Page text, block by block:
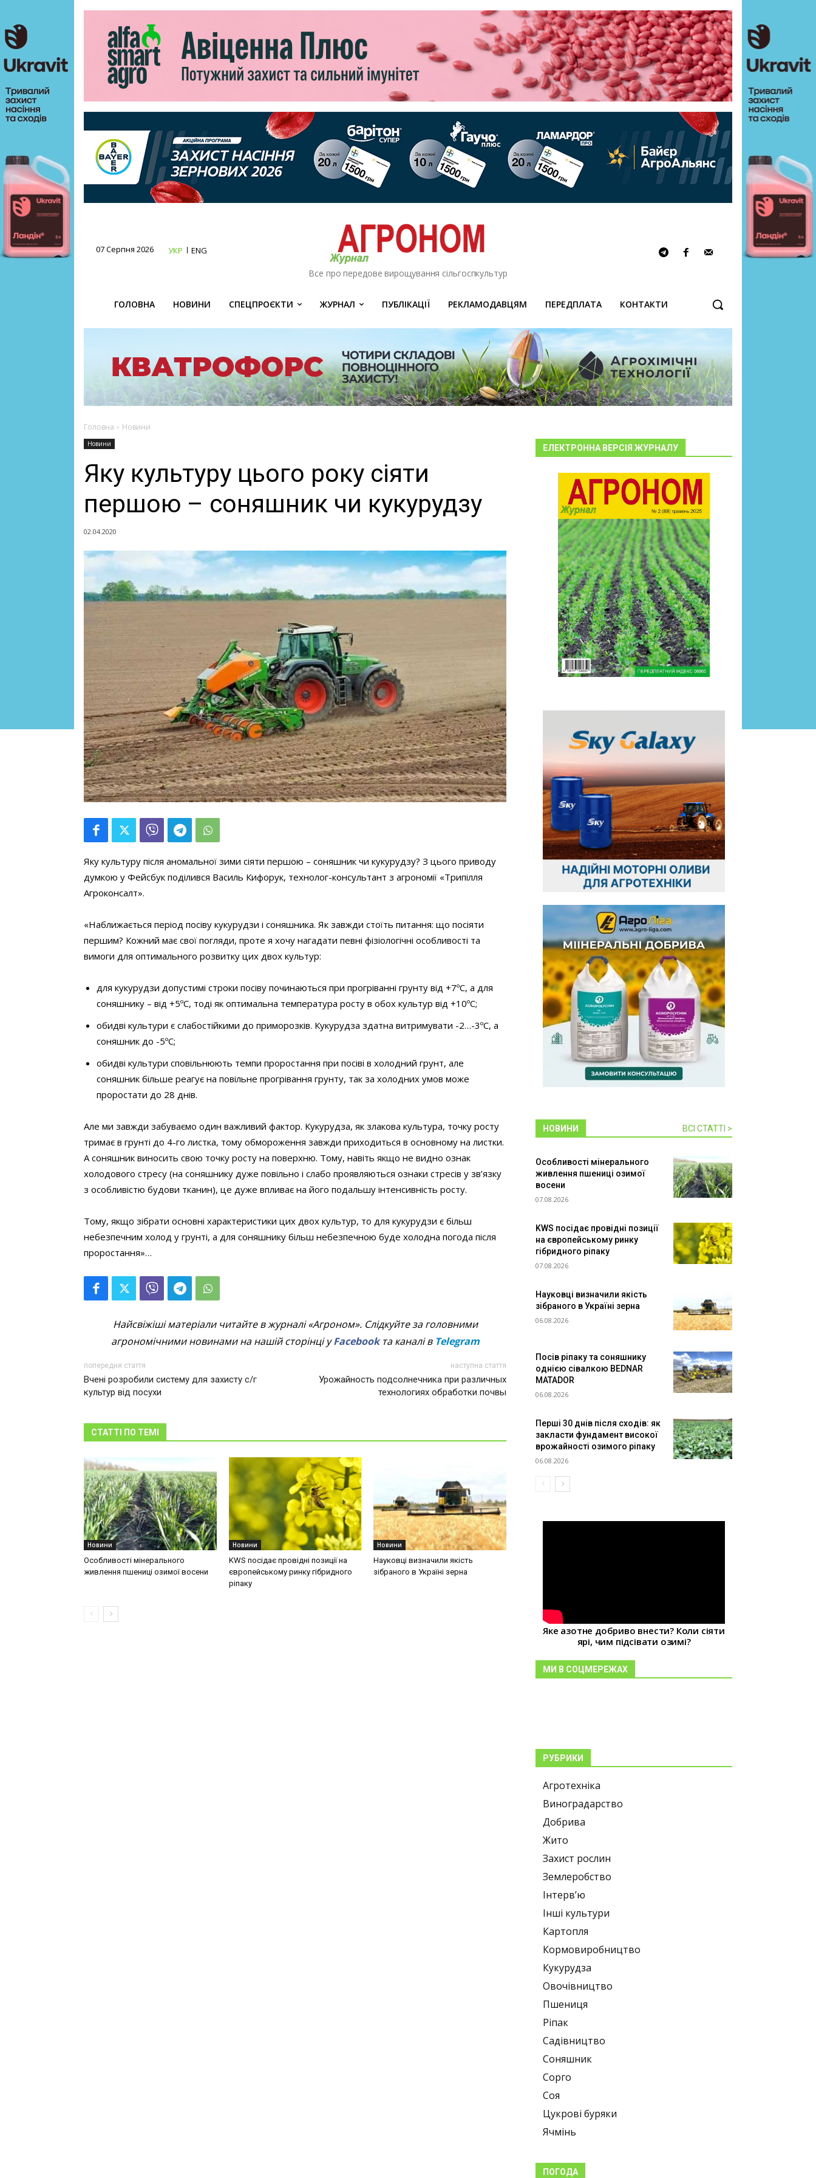
07 Серпня 2026 УКР ENG
Все про передове вирощування сільгоспкультур
ГОЛОВНА НОВИНИ СПЕЦПРОЄКТИ ЖУРНАЛ ПУБЛІКАЦІЇ РЕКЛАМОДАВЦЯМ ПЕРЕДПЛАТА КОНТАКТИ
Головна Новини
Новини
Яку культуру цього року сіяти
першою – соняшник чи кукурудзу
02.04.2020
Яку культуру після аномальної зими сіяти першою – соняшник чи кукурудзу? З цього приводу
думкою у Фейсбук поділився Василь Кифорук, технолог-консультант з агрономії «Трипілля
Агроконсалт».
«Наближається період посіву кукурудзи і соняшника. Як завжди стоїть питання: що посіяти
першим? Кожний має свої погляди, проте я хочу нагадати певні фізіологічні особливості та
вимоги для оптимального розвитку цих двох культур:
для кукурудзи допустимі строки посіву починаються при прогріванні грунту від +7ºС, а для
соняшнику – від +5ºС, тоді як оптимальна температура росту в обох культур від +10ºС;
обидві культури є слабостійкими до приморозків. Кукурудза здатна витримувати -2…-3ºС, а
соняшник до -5ºС;
обидві культури сповільнюють темпи проростання при посіві в холодний грунт, але
соняшник більше реагує на повільне прогрівання грунту, так за холодних умов може
проростати до 28 днів.
Але ми завжди забуваємо один важливий фактор. Кукурудза, як злакова культура, точку росту
тримає в грунті до 4-го листка, тому обмороження завжди приходиться в основному на листки.
А соняшник виносить свою точку росту на поверхню. Тому, навіть якщо не видно ознак
холодового стресу (на соняшнику дуже повільно і слабо проявляються ознаки стресів у зв’язку
з особливістю будови тканин), це дуже впливає на його подальшу інтенсивність росту.
Тому, якщо зібрати основні характеристики цих двох культур, то для кукурудзи є більш
небезпечним холод у грунті, а для соняшнику більш небезпечною буде холодна погода після
проростання»…
Найсвіжіші матеріали читайте в журналі «Агроном». Слідкуйте за головними
агрономічними новинами на нашій сторінці уFacebookта каналі в Telegram
попередня стаття
Вчені розробили систему для захисту с/г
культур від посухи
наступна стаття
Урожайность подсолнечника при различных
технологиях обработки почвы
СТАТТІ ПО ТЕМІ
Новини
Особливості мінерального
живлення пшениці озимої восени
Новини
KWS посідає провідні позиції на
європейському ринку гібридного
ріпаку
Новини
Науковці визначили якість
зібраного в Україні зерна
ЕЛЕКТРОННА ВЕРСІЯ ЖУРНАЛУ
НОВИНИ ВСІ СТАТТІ >
Особливості мінерального
живлення пшениці озимої
восени
07.08.2026
KWS посідає провідні позиції
на європейському ринку
гібридного ріпаку
07.08.2026
Науковці визначили якість
зібраного в Україні зерна
06.08.2026
Посів ріпаку та соняшнику
однією сівалкою BEDNAR
MATADOR
06.08.2026
Перші 30 днів після сходів: як
закласти фундамент високої
врожайності озимого ріпаку
06.08.2026
Яке азотне добриво внести? Коли сіяти
ярі, чим підсівати озимі?
МИ В СОЦМЕРЕЖАХ
РУБРИКИ
Агротехніка
Виноградарство
Добрива
Жито
Захист рослин
Землеробство
Інтерв’ю
Інші культури
Картопля
Кормовиробництво
Кукурудза
Овочівництво
Пшениця
Ріпак
Садівництво
Соняшник
Сорго
Соя
Цукрові буряки
Ячмінь
ПОГОДА